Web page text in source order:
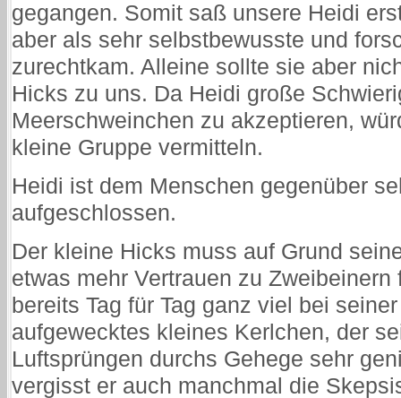
gegangen. Somit saß unsere Heidi
aber als sehr selbstbewusste und
zurechtkam. Alleine sollte sie aber
Hicks zu uns. Da Heidi große
Meerschweinchen zu akzeptieren,
kleine Gruppe vermitteln.
Heidi ist dem Menschen gegenüber
aufgeschlossen.
Der kleine Hicks muss auf Grund
etwas mehr Vertrauen zu
bereits Tag für Tag ganz viel bei
aufgewecktes kleines Kerlchen, der
Luftsprüngen durchs Gehege sehr
vergisst er auch manchmal die